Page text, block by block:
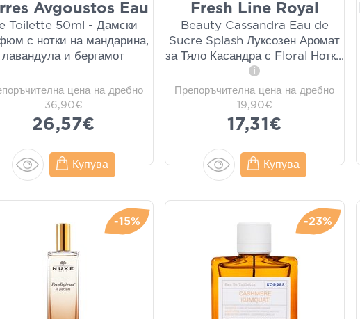
Avgoustos Eau
Toilette 50ml - Дамски
с нотки на мандарина,
лавандула и бергамот
цена на дребно
36,90€
26,57€
Купува
Fresh Line Royal
Beauty Cassandra Eau de
Sucre Splash Луксозен Аромат
за Тяло Касандра с Floral Нотк...
i
Препоръчителна цена на дребно
19,90€
17,31€
Купува
-15% -23%